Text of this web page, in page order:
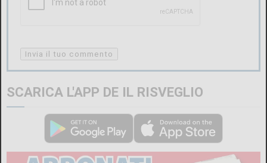
SCARICA L'APP DE IL RISVEGLIO